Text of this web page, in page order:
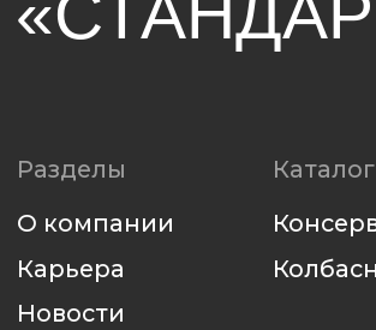
Разработка сайта
Политика конфиденциальности